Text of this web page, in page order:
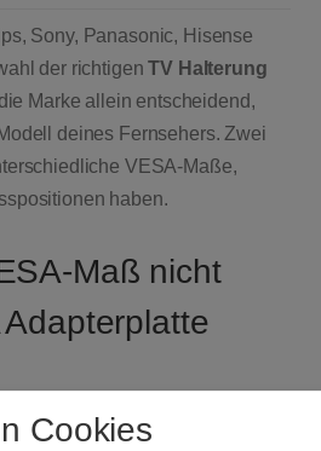
Sony, Panasonic, Hisense
der richtigenTV Halterung
Marke allein entscheidend,
deines Fernsehers. Zwei
VESA-Maße,
haben.
Maß nicht
anderes Lochbild hat als die
Cookies